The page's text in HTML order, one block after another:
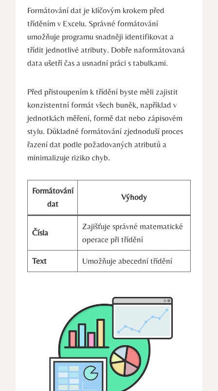
Formátování dat je klíčovým krokem před
tříděním v Excelu. Správné formátování
umožňuje programu snadněji identifikovat a
třídit jednotlivé atributy. Dobře naformátovaná
data ušetří čas a usnadní práci s tabulkami.
Před přistoupením k třídění byste měli zajistit
konzistentní formát všech buněk, například v
jednotkách měření, formě dat nebo zápisovém
stylu. Důkladné formátování zjednoduší proces
řazení dat podle požadovaných atributů a
minimalizuje riziko chyb.
Formátování
dat
Výhody
Čísla
Zajišťuje správné matematické
operace při třídění
Text Umožňuje abecední třídění